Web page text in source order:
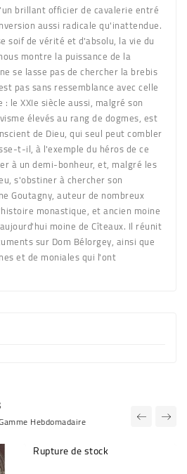
brillant officier de cavalerie entré
aussi radicale qu'inattendue.
soif de vérité et d'absolu, la vie du
montre la puissance de la
se lasse pas de chercher la brebis
pas sans ressemblance avec celle
le XXIe siècle aussi, malgré son
élevés au rang de dogmes, est
de Dieu, qui seul peut combler
t-il, à l'exemple du héros de ce
à un demi-bonheur, et, malgré les
s'obstiner à chercher son
Goutagny, auteur de nombreux
monastique, et ancien moine
moine de Cîteaux. Il réunit
sur Dom Bélorgey, ainsi que
et de moniales qui l'ont
Hebdomadaire
Rupture de stock